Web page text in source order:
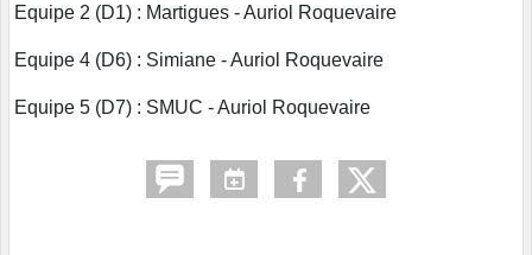
Equipe 2 (D1) : Martigues - Auriol Roquevaire
Equipe 4 (D6) : Simiane - Auriol Roquevaire
Equipe 5 (D7) : SMUC - Auriol Roquevaire